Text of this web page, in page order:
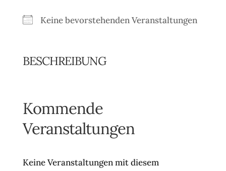
Keine bevorstehenden Veranstaltungen
BESCHREIBUNG
Kommende
Veranstaltungen
Keine Veranstaltungen mit diesem